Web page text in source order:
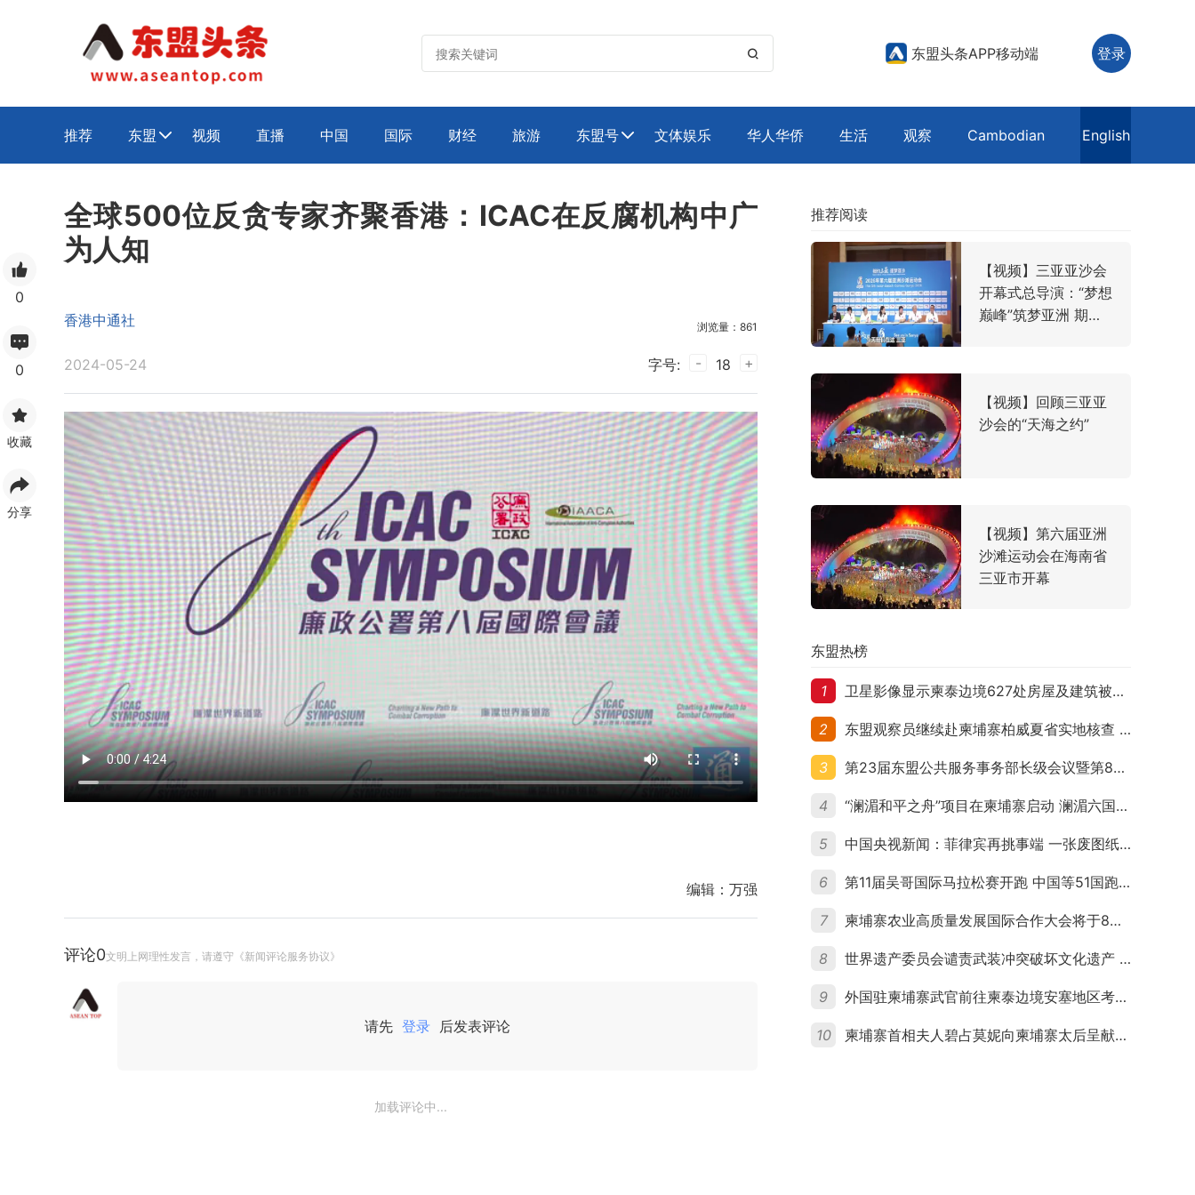
 东盟头条APP移动端 登录
推荐 东盟  视频 直播 中国 国际 财经 旅游 东盟号 文体娱乐 华人华侨 生活 观察 Cambodian English
0
0
收藏
分享
全球500位反贪专家齐聚香港：ICAC在反腐机构中广
为人知
香港中通社 浏览量：861
2024-05-24 字号: - 18 +
编辑： 万强
评论0文明上网理性发言，请遵守《新闻评论服务协议》
请先 登录 后发表评论
加载评论中...
推荐阅读
【视频】三亚亚沙会
开幕式总导演：“梦想
巅峰”筑梦亚洲 期许
【视频】回顾三亚亚
沙会的“天海之约”
【视频】第六届亚洲
沙滩运动会在海南省
三亚市开幕
东盟热榜
1 卫星影像显示柬泰边境627处房屋及建筑被夷平 人权组织呼吁保护平民财产
2 东盟观察员继续赴柬埔寨柏威夏省实地核查 走访遭袭柬埔寨平民村庄
3 第23届东盟公共服务事务部长级会议暨第8届东盟与中日韩公共服务事务部长级会议在柬埔寨暹粒开幕
4 “澜湄和平之舟”项目在柬埔寨启动 澜湄六国青年共话和平与发展
5 中国央视新闻：菲律宾再挑事端 一张废图纸划不走中国黄岩岛
6 第11届吴哥国际马拉松赛开跑 中国等51国跑者齐聚暹粒
7 柬埔寨农业高质量发展国际合作大会将于8月20日举行
8 世界遗产委员会谴责武装冲突破坏文化遗产 柬埔寨呼吁依法追责并加强国际合作
9 外国驻柬埔寨武官前往柬泰边境安塞地区考察 柬方介绍“危险握手”事件及边境情况
10 柬埔寨首相夫人碧占莫妮向柬埔寨太后呈献世界女童军“卓越领袖奖”